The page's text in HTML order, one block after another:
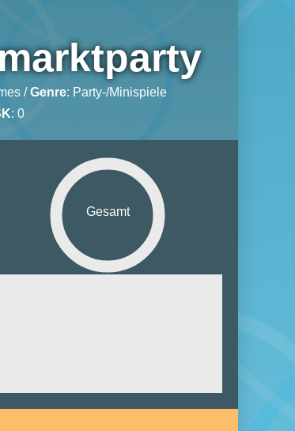
/Genre: Party-/Minispiele
: 0
Gesamt